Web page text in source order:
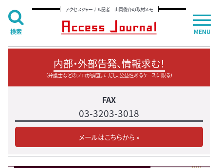
アクセスジャーナル記者 山岡俊介の取材メモ
内部・外部告発、情報求む！
（弁護士などのプロが調査。ただし、公益性あるケースに限る）
FAX
03-3203-3018
メールはこちらから »
MENU
検索